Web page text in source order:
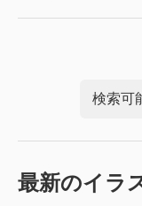
検索可
最新のイラ